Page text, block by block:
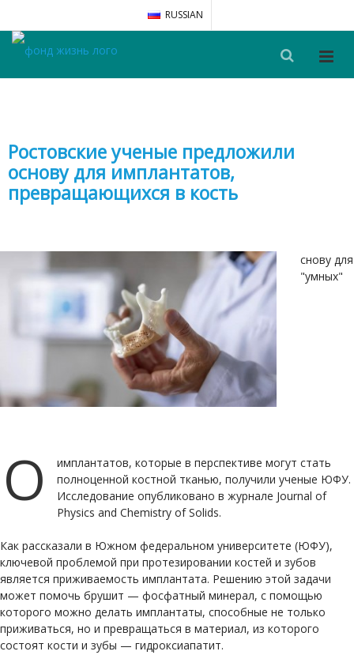
RUSSIAN
Ростовские ученые предложили
основу для имплантатов,
превращающихся в кость
О
снову для
"умных"
имплантатов, которые в перспективе могут стать
полноценной костной тканью, получили ученые ЮФУ.
Исследование опубликовано в журнале Journal of
Physics and Chemistry of Solids.
Как рассказали в Южном федеральном университете (ЮФУ),
ключевой проблемой при протезировании костей и зубов
является приживаемость имплантата. Решению этой задачи
может помочь брушит — фосфатный минерал, с помощью
которого можно делать имплантаты, способные не только
приживаться, но и превращаться в материал, из которого
состоят кости и зубы — гидроксиапатит.